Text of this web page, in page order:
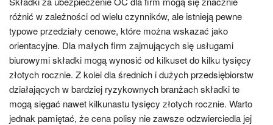
różnić w zależności od wielu czynników, ale istnieją pewne
typowe przedziały cenowe, które można wskazać jako
orientacyjne. Dla małych firm zajmujących się usługami
biurowymi składki mogą wynosić od kilkuset do kilku tysięcy
złotych rocznie. Z kolei dla średnich i dużych przedsiębiorstw
działających w bardziej ryzykownych branżach składki te
mogą sięgać nawet kilkunastu tysięcy złotych rocznie. Warto
jednak pamiętać, że cena polisy nie zawsze odzwierciedla jej